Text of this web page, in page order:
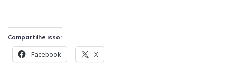
Compartilhe isso:
Facebook X